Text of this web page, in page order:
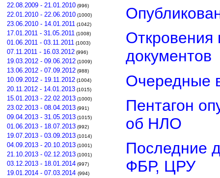
22.08.2009 - 21.01.2010 (996)
22.01.2010 - 22.06.2010 (1000)
23.06.2010 - 14.01.2011 (1042)
17.01.2011 - 31.05.2011 (1008)
01.06.2011 - 03.11.2011 (1003)
07.11.2011 - 16.03.2012 (996)
19.03.2012 - 09.06.2012 (1009)
13.06.2012 - 07.09.2012 (988)
10.09.2012 - 19.11.2012 (1004)
20.11.2012 - 14.01.2013 (1015)
15.01.2013 - 22.02.2013 (1000)
23.02.2013 - 08.04.2013 (991)
09.04.2013 - 31.05.2013 (1015)
01.06.2013 - 18.07.2013 (992)
19.07.2013 - 03.09.2013 (1014)
04.09.2013 - 20.10.2013 (1001)
21.10.2013 - 02.12.2013 (1001)
03.12.2013 - 18.01.2014 (997)
19.01.2014 - 07.03.2014 (994)
Откровения
документов
Очередные
Пентагон
об НЛО
Последние
ФБР, ЦРУ